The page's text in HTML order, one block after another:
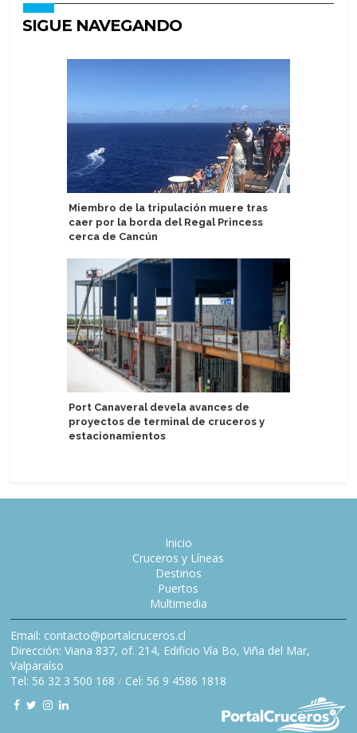
SIGUE NAVEGANDO
Miembro de la tripulación muere tras
caer por la borda del Regal Princess
cerca de Cancún
Port Canaveral devela avances de
proyectos de terminal de cruceros y
estacionamientos
Inicio
Cruceros y Líneas
Destinos
Puertos
Multimedia
Email: contacto@portalcruceros.cl
Dirección: Viana 837, of. 214, Edificio Vía Bo, Viña del Mar,
Valparaíso
Tel: 56 32 3 500 168 / Cel: 56 9 4586 1818